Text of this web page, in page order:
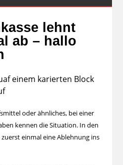
lehnt
ab – hallo
oder ähnliches, bei einer
kennen die Situation. In den
einmal eine Ablehnung ins